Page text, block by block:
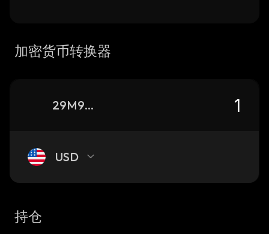
加密货币转换器
29M9UHQpeQJjRPuJKgNjqi8JLWXN4qcMw3eSvkk8KRXV_solana
USD
持仓